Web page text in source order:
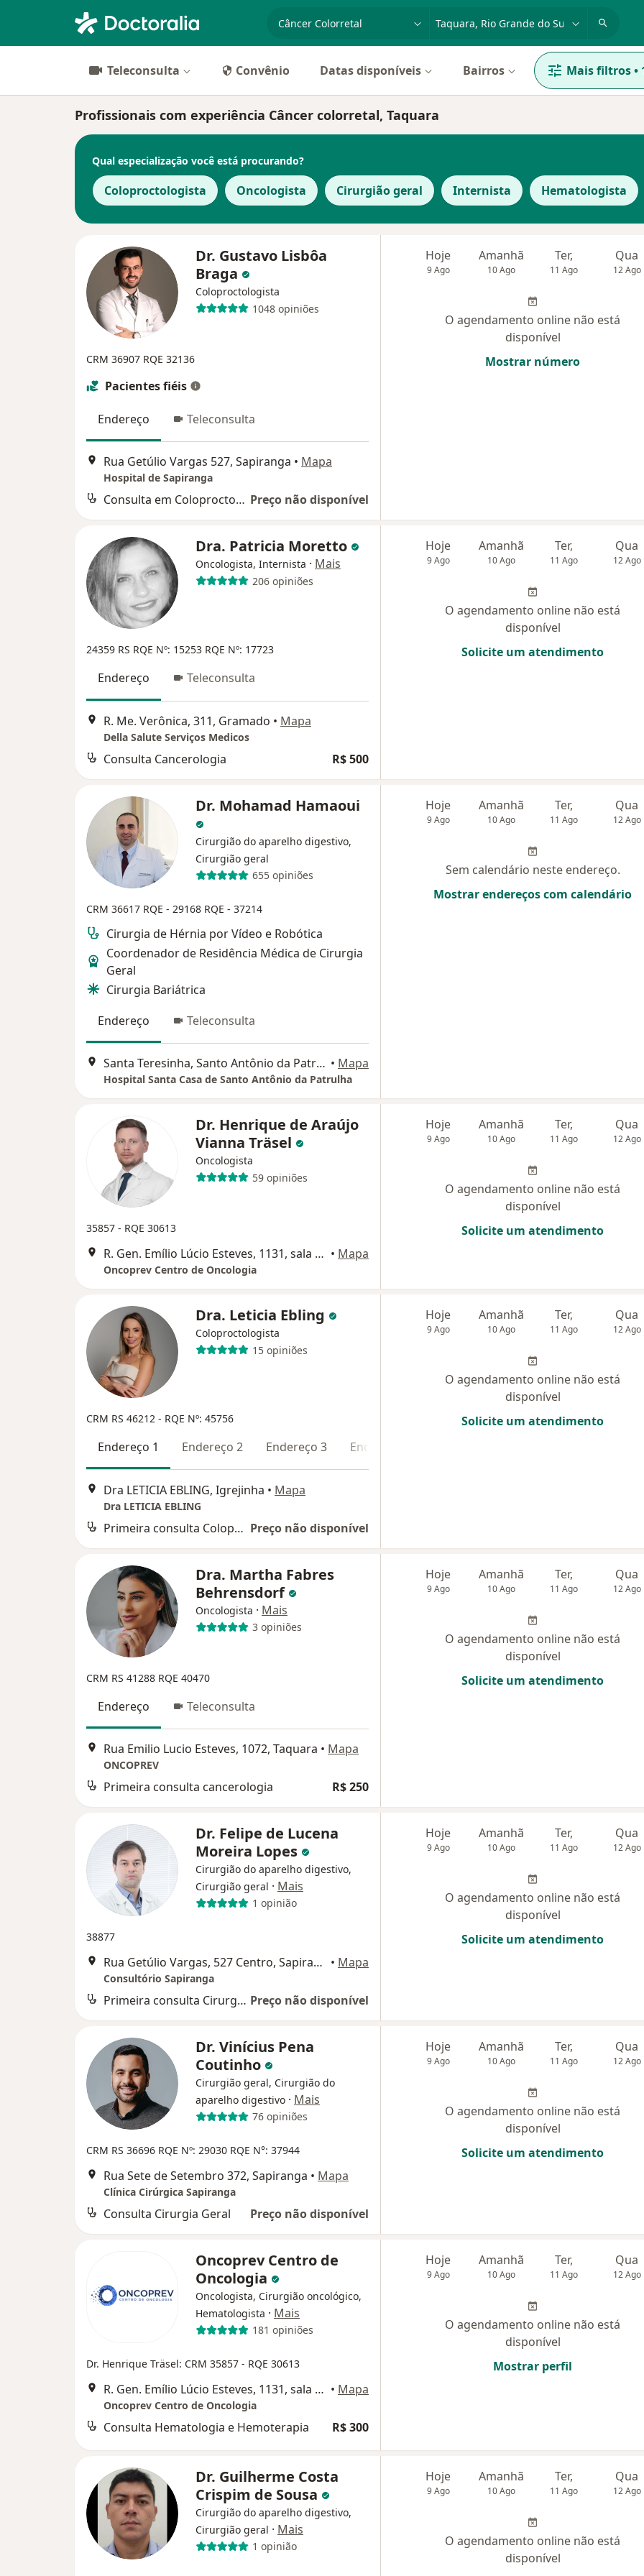
especialidade, doença ou nome
Teleconsulta Convênio Datas disponíveis Bairros Mais filtros•
Profissionais com experiência Câncer colorretal, Taquara
Qual especialização você está procurando?
Coloproctologista Oncologista Cirurgião geral Internista Hematologista
Dr. Gustavo Lisbôa
Braga
Coloproctologista
1048 opiniões
CRM 36907 RQE 32136
Pacientes fiéis
Endereço Teleconsulta
Rua Getúlio Vargas 527, Sapiranga • Mapa
Hospital de Sapiranga
Consulta em Coloproctologia Preço não disponível
Hoje
9 Ago
Amanhã
10 Ago
Ter,
11 Ago
Qua
12 Ago
O agendamento online não está
disponível
Mostrar número
Dra. Patricia Moretto
Oncologista, Internista · Mais
206 opiniões
24359 RS RQE Nº: 15253 RQE Nº: 17723
Endereço Teleconsulta
R. Me. Verônica, 311, Gramado • Mapa
Della Salute Serviços Medicos
Consulta Cancerologia R$ 500
Hoje
9 Ago
Amanhã
10 Ago
Ter,
11 Ago
Qua
12 Ago
O agendamento online não está
disponível
Solicite um atendimento
Dr. Mohamad Hamaoui
Cirurgião do aparelho digestivo,
Cirurgião geral
655 opiniões
CRM 36617 RQE - 29168 RQE - 37214
Cirurgia de Hérnia por Vídeo e Robótica
Coordenador de Residência Médica de Cirurgia
Geral
Cirurgia Bariátrica
Endereço
Teleconsulta
Santa Teresinha, Santo Antônio da Patrulha - RS, • Mapa
Hospital Santa Casa de Santo Antônio da Patrulha
Hoje
9 Ago
Amanhã
10 Ago
Ter,
11 Ago
Qua
12 Ago
Sem calendário neste endereço.
Mostrar endereços com calendário
Dr. Henrique de Araújo
Vianna Träsel
Oncologista
59 opiniões
35857 - RQE 30613
R. Gen. Emílio Lúcio Esteves, 1131, sala 101B, Taquara • Mapa
Oncoprev Centro de Oncologia
Hoje
9 Ago
Amanhã
10 Ago
Ter,
11 Ago
Qua
12 Ago
O agendamento online não está
disponível
Solicite um atendimento
Dra. Leticia Ebling
Coloproctologista
15 opiniões
CRM RS 46212 - RQE Nº: 45756
Endereço 1 Endereço 2 Endereço 3 Endereço 4
Dra LETICIA EBLING, Igrejinha • Mapa
Dra LETICIA EBLING
Primeira consulta Coloproctologia Preço não disponível
Hoje
9 Ago
Amanhã
10 Ago
Ter,
11 Ago
Qua
12 Ago
O agendamento online não está
disponível
Solicite um atendimento
Dra. Martha Fabres
Behrensdorf
Oncologista · Mais
3 opiniões
CRM RS 41288 RQE 40470
Endereço Teleconsulta
Rua Emilio Lucio Esteves, 1072, Taquara • Mapa
ONCOPREV
Primeira consulta cancerologia R$ 250
Hoje
9 Ago
Amanhã
10 Ago
Ter,
11 Ago
Qua
12 Ago
O agendamento online não está
disponível
Solicite um atendimento
Dr. Felipe de Lucena
Moreira Lopes
Cirurgião do aparelho digestivo,
Cirurgião geral · Mais
1 opinião
38877
Rua Getúlio Vargas, 527 Centro, Sapiranga • Mapa
Consultório Sapiranga
Primeira consulta Cirurgia do Aparelho Digestivo Preço não disponível
Hoje
9 Ago
Amanhã
10 Ago
Ter,
11 Ago
Qua
12 Ago
O agendamento online não está
disponível
Solicite um atendimento
Dr. Vinícius Pena
Coutinho
Cirurgião geral, Cirurgião do
aparelho digestivo · Mais
76 opiniões
CRM RS 36696 RQE Nº: 29030 RQE N°: 37944
Rua Sete de Setembro 372, Sapiranga • Mapa
Clínica Cirúrgica Sapiranga
Consulta Cirurgia Geral Preço não disponível
Hoje
9 Ago
Amanhã
10 Ago
Ter,
11 Ago
Qua
12 Ago
O agendamento online não está
disponível
Solicite um atendimento
Oncoprev Centro de
Oncologia
Oncologista, Cirurgião oncológico,
Hematologista · Mais
181 opiniões
Dr. Henrique Träsel: CRM 35857 - RQE 30613
R. Gen. Emílio Lúcio Esteves, 1131, sala 101B, Taquara • Mapa
Oncoprev Centro de Oncologia
Consulta Hematologia e Hemoterapia R$ 300
Hoje
9 Ago
Amanhã
10 Ago
Ter,
11 Ago
Qua
12 Ago
O agendamento online não está
disponível
Mostrar perfil
Dr. Guilherme Costa
Crispim de Sousa
Cirurgião do aparelho digestivo,
Cirurgião geral · Mais
1 opinião
Hoje
9 Ago
Amanhã
10 Ago
Ter,
11 Ago
Qua
12 Ago
O agendamento online não está
disponível